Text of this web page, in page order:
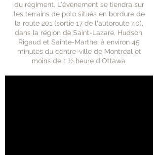
du régiment. L'événement se tiendra sur
les terrains de polo situés en bordure de
la route 201 (sortie 17 de l'autoroute 40),
dans la région de Saint-Lazare, Hudson,
Rigaud et Sainte-Marthe, à environ 45
minutes du centre-ville de Montréal et
moins de 1 ½ heure d'Ottawa.